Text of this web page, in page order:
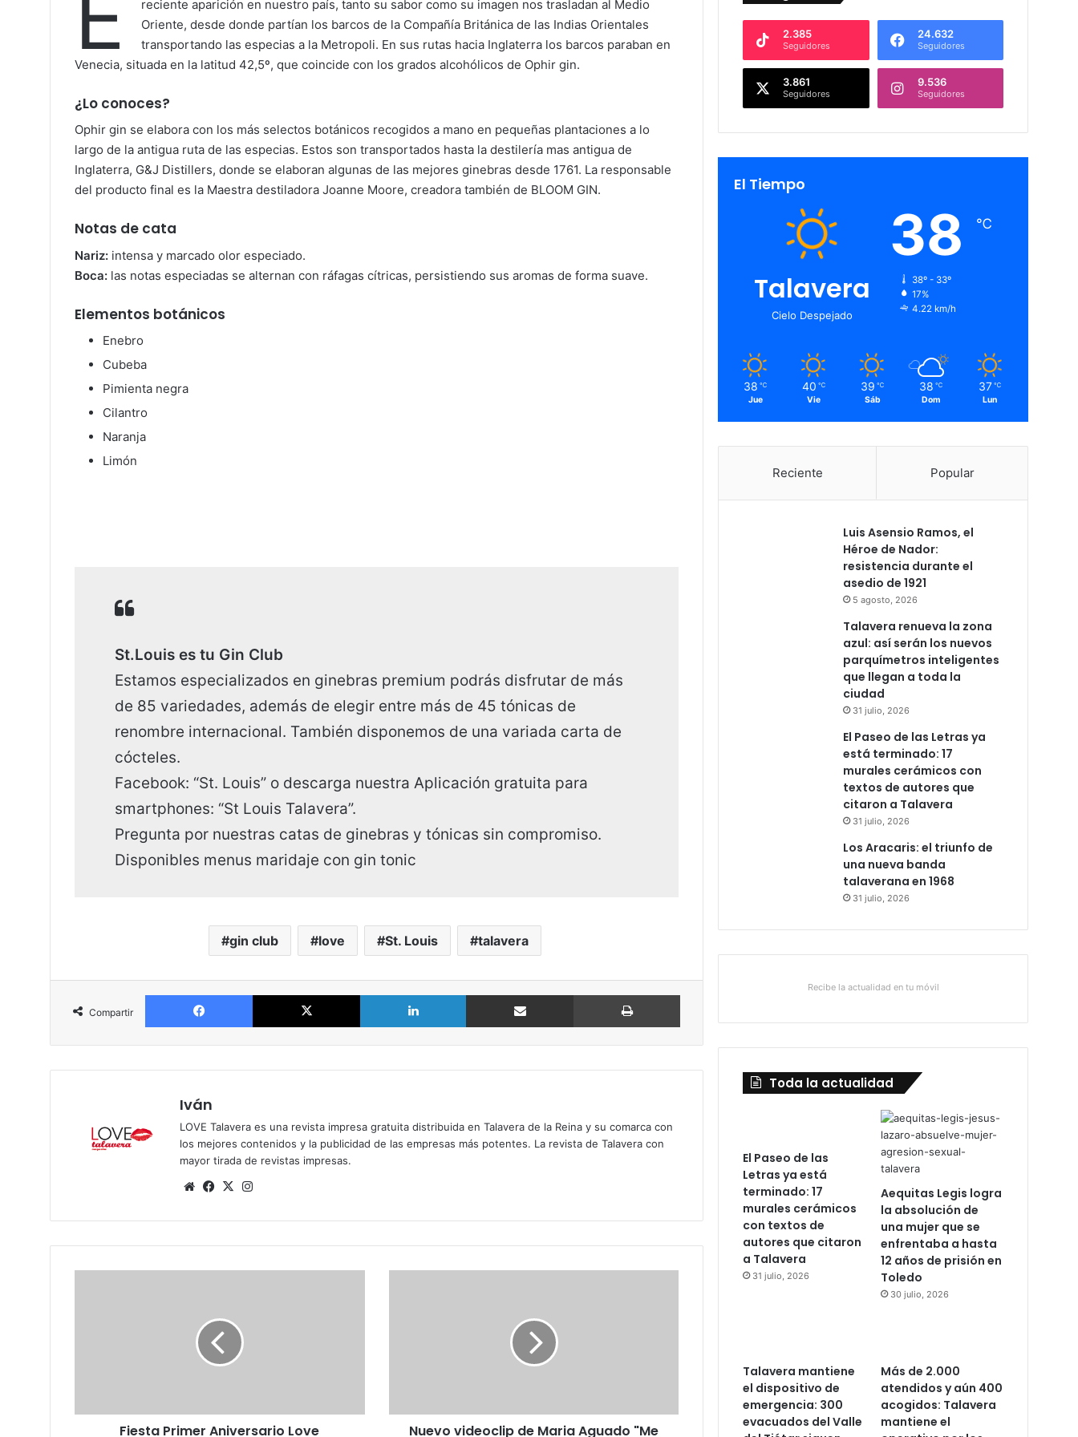
reciente aparición en nuestro país, tanto su sabor como su imagen nos trasladan al Medio
Oriente, desde donde partían los barcos de la Compañía Británica de las Indias Orientales
transportando las especias a la Metropoli. En sus rutas hacia Inglaterra los barcos paraban en
Venecia, situada en la latitud 42,5º, que coincide con los grados alcohólicos de Ophir gin.
¿Lo conoces?
Ophir gin se elabora con los más selectos botánicos recogidos a mano en pequeñas plantaciones a lo
largo de la antigua ruta de las especias. Estos son transportados hasta la destilería mas antigua de
Inglaterra, G&J Distillers, donde se elaboran algunas de las mejores ginebras desde 1761. La responsable
del producto final es la Maestra destiladora Joanne Moore, creadora también de BLOOM GIN.
Notas de cata
Nariz: intensa y marcado olor especiado.
Boca: las notas especiadas se alternan con ráfagas cítricas, persistiendo sus aromas de forma suave.
Elementos botánicos
Enebro
Cubeba
Pimienta negra
Cilantro
Naranja
Limón
St.Louis es tu Gin Club
Estamos especializados en ginebras premium podrás disfrutar de más
de 85 variedades, además de elegir entre más de 45 tónicas de
renombre internacional. También disponemos de una variada carta de
cócteles.
Facebook: “St. Louis” o descarga nuestra Aplicación gratuita para
smartphones: “St Louis Talavera”.
Pregunta por nuestras catas de ginebras y tónicas sin compromiso.
Disponibles menus maridaje con gin tonic
gin club love St. Louis talavera
Compartir
Facebook X LinkedIn Compartir por Email
Iván
LOVE Talavera es una revista impresa gratuita distribuida en Talavera de la Reina y su comarca con
los mejores contenidos y la publicidad de las empresas más potentes. La revista de Talavera con
mayor tirada de revistas impresas.
Siti
we
b
Fa
bo
ok
X
ra
m
i
Fiesta Primer Aniversario Love
e
Nuevo videoclip de Maria Aguado "Me
2.385
Seguidores
24.632
Seguidores
3.861
Seguidores
9.536
Seguidores
El Tiempo
Talavera
Cielo Despejado
38 ℃
38º - 33º
17%
4.22 km/h
38 ℃
Jue
40 ℃
Vie
39 ℃
Sáb
38 ℃
Dom
37 ℃
Lun
Reciente Popular
Luis Asensio Ramos, el
Héroe de Nador:
resistencia durante el
asedio de 1921
5 agosto, 2026
Talavera renueva la zona
azul: así serán los nuevos
parquímetros inteligentes
que llegan a toda la
ciudad
31 julio, 2026
El Paseo de las Letras ya
está terminado: 17
murales cerámicos con
textos de autores que
citaron a Talavera
31 julio, 2026
Los Aracaris: el triunfo de
una nueva banda
talaverana en 1968
31 julio, 2026
Recibe la actualidad en tu móvil
Toda la actualidad
El Paseo de las
Letras ya está
terminado: 17
murales cerámicos
con textos de
autores que citaron
a Talavera
31 julio, 2026
Aequitas Legis logra
la absolución de
una mujer que se
enfrentaba a hasta
12 años de prisión en
Toledo
30 julio, 2026
Talavera mantiene
el dispositivo de
emergencia: 300
evacuados del Valle
Más de 2.000
atendidos y aún 400
acogidos: Talavera
mantiene el